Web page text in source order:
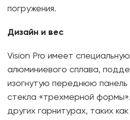
погружения.
Дизайн и вес
Vision Pro имеет
алюминиевого сплава,
изогнутую переднюю панель
стекла «трехмерной
других гарнитурах, таких